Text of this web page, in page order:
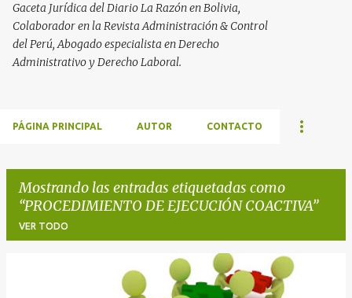
Gaceta Jurídica del Diario La Razón en Bolivia,
Colaborador en la Revista Administración & Control
del Perú, Abogado especialista en Derecho
Administrativo y Derecho Laboral.
PÁGINA PRINCIPAL AUTOR CONTACTO
Mostrando las entradas etiquetadas como
PROCEDIMIENTO DE EJECUCIÓN COACTIVA
VER TODO